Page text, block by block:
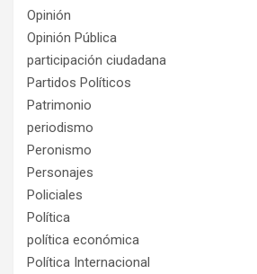
Opinión
Opinión Pública
participación ciudadana
Partidos Políticos
Patrimonio
periodismo
Peronismo
Personajes
Policiales
Política
política económica
Política Internacional